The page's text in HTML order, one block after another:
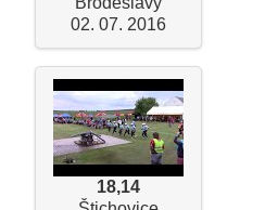
02. 07. 2016
18,14